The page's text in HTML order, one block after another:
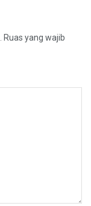
Ruas yang wajib